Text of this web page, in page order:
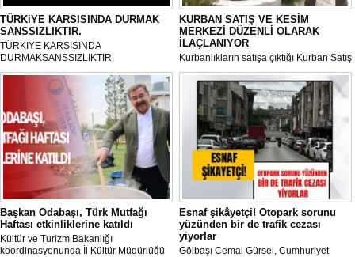
TÜRKiYE KARSISINDA DURMAK
SANSSIZLIKTIR.
TÜRKIYE KARSISINDA
DURMAKSANSSIZLIKTIR.
KURBAN SATIŞ VE KESİM
MERKEZİ DÜZENLİ OLARAK
İLAÇLANIYOR
Kurbanlıkların satışa çıktığı Kurban Satış
ve Kesim Merkezi, haşere ve
mikropların önüne geçilmesi amacıyla
her gün Gölbaşı Belediyesi ekipleri
tarafından düzenli olarak ilaçlanıyor.
Başkan Odabaşı, Türk Mutfağı
Haftası etkinliklerine katıldı
Kültür ve Turizm Bakanlığı
koordinasyonunda İl Kültür Müdürlüğü
Esnaf şikâyetçi! Otopark sorunu
yüzünden bir de trafik cezası
yiyorlar
Gölbaşı Cemal Gürsel, Cumhuriyet